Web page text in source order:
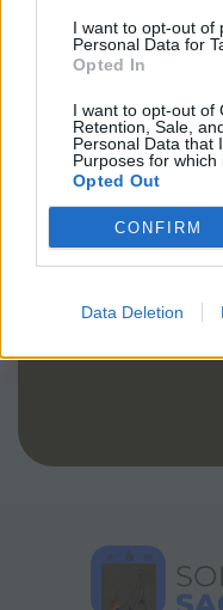
I want to opt-out of
Personal Data for
Opted In
I want to opt-out of
Retention, Sale,
Personal Data that
Purposes for which
Opted Out
CONFIRM
Data Deletion
Sentire la
Ciascuno, in ogni
se vuole, può
con quali priorità
del Signore?”
io faccia?”.
Questa è la